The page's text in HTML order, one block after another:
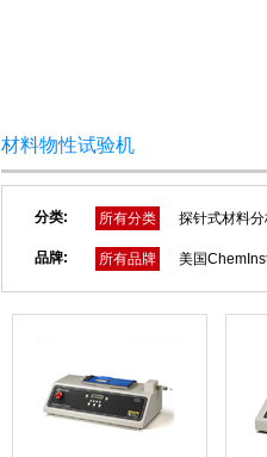
材料物性试验机
分类: 所有分类 探针式材料
品牌: 所有品牌 美国